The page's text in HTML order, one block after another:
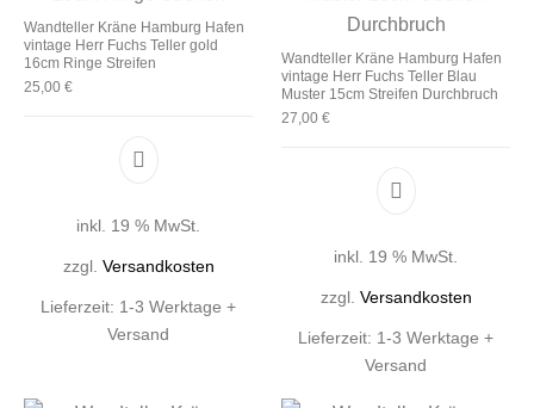
Gutscheine Magneten
Patches
Wandteller Kräne Hamburg Hafen
vintage Herr Fuchs Teller gold
16cm Ringe Streifen
25,00 €
inkl. 19 % MwSt.
zzgl. Versandkosten
Lieferzeit: 1-3 Werktage +
Versand
Wandteller Kräne Hamburg Hafen
vintage Herr Fuchs Teller Blau
Muster 15cm Streifen Durchbruch
27,00 €
inkl. 19 % MwSt.
zzgl. Versandkosten
Lieferzeit: 1-3 Werktage +
Versand